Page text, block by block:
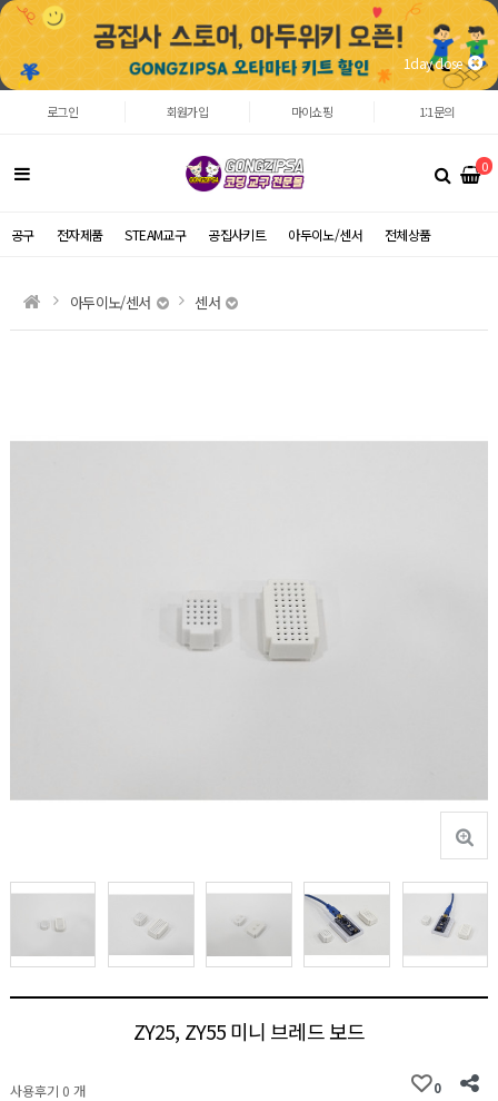
1day close
로그인 회원가입 마이쇼핑 1:1문의
0
공구 전자제품 STEAM교구 공집사키트 아두이노/센서 전체상품
아두이노/센서 센서
ZY25, ZY55 미니 브레드 보드
사용후기 0 개 0